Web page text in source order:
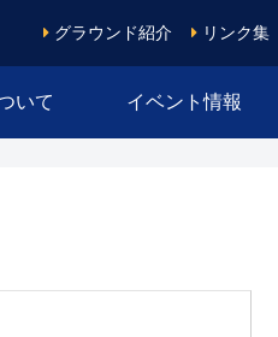
グラウンド紹介 リンク集
いて イベント情報